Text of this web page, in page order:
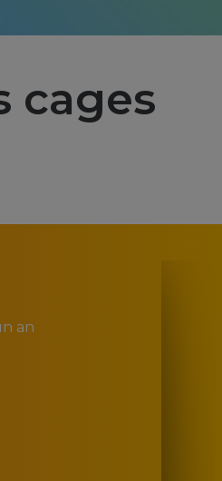
cages
an